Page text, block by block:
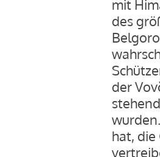
mit
des
der
hat,